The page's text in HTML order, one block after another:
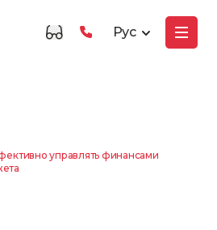
Рус
управлять финансами